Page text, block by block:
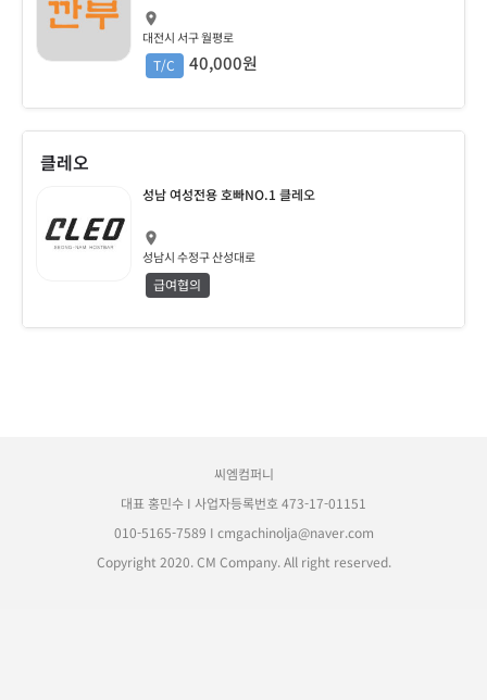
대전시 서구 월평로
T/C 40,000원
클레오
성남 여성전용 호빠NO.1 클레오
성남시 수정구 산성대로
급여협의
씨엠컴퍼니
대표 홍민수 I 사업자등록번호 473-17-01151
010-5165-7589 I cmgachinolja@naver.com
Copyright 2020. CM Company. All right reserved.